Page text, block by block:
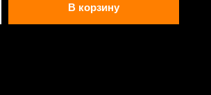
В корзину